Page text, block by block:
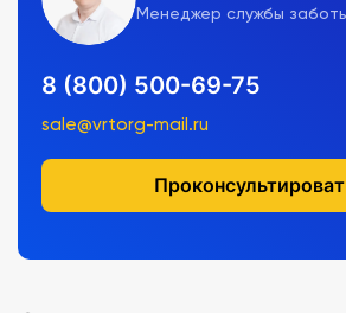
Менеджер службы
8 (800) 500-69-75
sale@vrtorg-mail.ru